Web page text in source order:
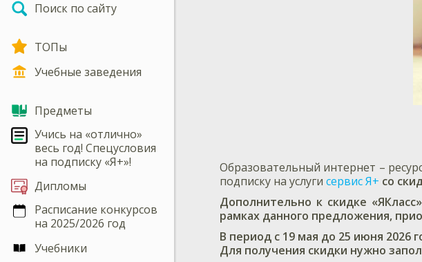
Поиск по сайту
ТОПы
Учебные заведения
Предметы
Учись на «отлично»
весь год! Спецусловия
на подписку «Я+»!
Дипломы
Расписание конкурсов
на 2025/2026 год
Учебники
Образовательный интернет –
подписку на услуги сервис Я+ со
Дополнительно к скидке
рамках данного предложения,
В период с 19 мая до 25 июня 2026
Для получения скидки нужно